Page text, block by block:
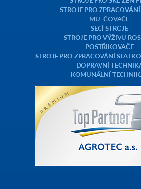
STROJE PRO
MULČOVAČE
SECÍ STROJE
STROJE PRO VÝŽIVU
POSTŘIKOVAČE
STROJE PRO ZPRACOVÁNÍ
DOPRAVNÍ
KOMUNÁLNÍ